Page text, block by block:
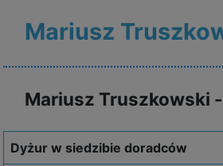
Mariusz
Mariusz Truszkowski
Dyżur w siedzibie doradców